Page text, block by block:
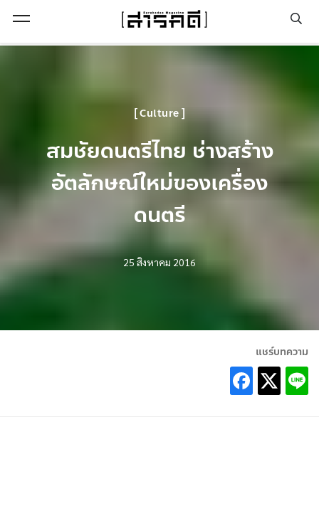
Culture
สมชัยดนตรีไทย ช่างสร้าง
อัตลักษณ์ใหม่ของเครื่อง
ดนตรี
25 สิงหาคม 2016
แชร์บทความ